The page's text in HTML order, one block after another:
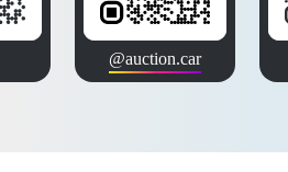
@auction.car